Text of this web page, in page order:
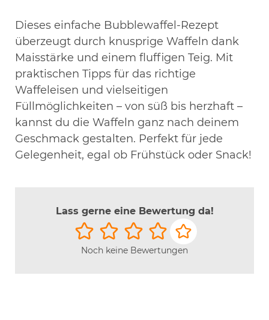
Dieses einfache Bubblewaffel-Rezept
überzeugt durch knusprige Waffeln dank
Maisstärke und einem fluffigen Teig. Mit
praktischen Tipps für das richtige
Waffeleisen und vielseitigen
Füllmöglichkeiten – von süß bis herzhaft –
kannst du die Waffeln ganz nach deinem
Geschmack gestalten. Perfekt für jede
Gelegenheit, egal ob Frühstück oder Snack!
Lass gerne eine Bewertung da!
Noch keine Bewertungen